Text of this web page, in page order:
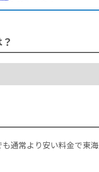
通常より安い料金で東